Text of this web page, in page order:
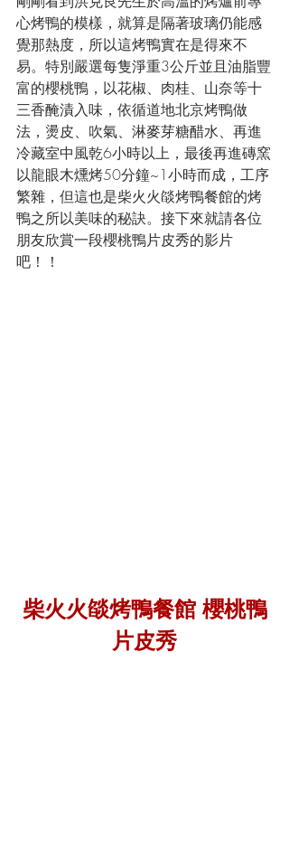
心烤鴨的模樣，就算是隔著玻璃仍能感
覺那熱度，所以這烤鴨實在是得來不
易。特別嚴選每隻淨重3公斤並且油脂豐
富的櫻桃鴨，以花椒、肉桂、山奈等十
三香醃漬入味，依循道地北京烤鴨做
法，燙皮、吹氣、淋麥芽糖醋水、再進
冷藏室中風乾6小時以上，最後再進磚窯
以龍眼木燻烤50分鐘~1小時而成，工序
繁雜，但這也是柴火火燄烤鴨餐館的烤
鴨之所以美味的秘訣。接下來就請各位
朋友欣賞一段櫻桃鴨片皮秀的影片
吧！！
柴火火燄烤鴨餐館 櫻桃鴨
片皮秀